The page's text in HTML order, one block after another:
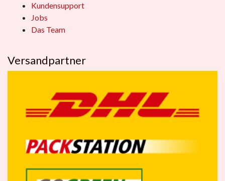
Kundensupport
Jobs
Das Team
Versandpartner